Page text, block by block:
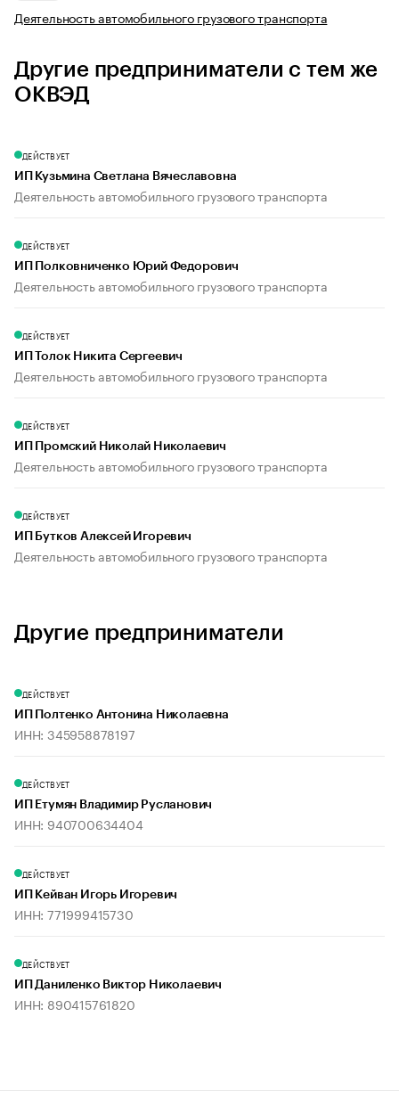
Деятельность автомобильного грузового транспорта
Другие предприниматели с тем же
ОКВЭД
ДЕЙСТВУЕТ
ИП Кузьмина Светлана Вячеславовна
Деятельность автомобильного грузового транспорта
ДЕЙСТВУЕТ
ИП Полковниченко Юрий Федорович
Деятельность автомобильного грузового транспорта
ДЕЙСТВУЕТ
ИП Толок Никита Сергеевич
Деятельность автомобильного грузового транспорта
ДЕЙСТВУЕТ
ИП Промский Николай Николаевич
Деятельность автомобильного грузового транспорта
ДЕЙСТВУЕТ
ИП Бутков Алексей Игоревич
Деятельность автомобильного грузового транспорта
Другие предприниматели
ДЕЙСТВУЕТ
ИП Полтенко Антонина Николаевна
ИНН: 345958878197
ДЕЙСТВУЕТ
ИП Етумян Владимир Русланович
ИНН: 940700634404
ДЕЙСТВУЕТ
ИП Кейван Игорь Игоревич
ИНН: 771999415730
ДЕЙСТВУЕТ
ИП Даниленко Виктор Николаевич
ИНН: 890415761820